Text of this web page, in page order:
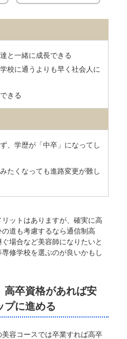
と一緒に成長できる
校に通うよりも早く社会人に
きる
、学歴が「中卒」になってし
たくなっても進路変更が難し
ットはありますが、確実に高
道も考慮するなら通信制高
場合など美容師になりたいと
修学校を選ぶのが良いかもし
高卒資格があれば安
プに進める
容コースでは卒業すれば高卒